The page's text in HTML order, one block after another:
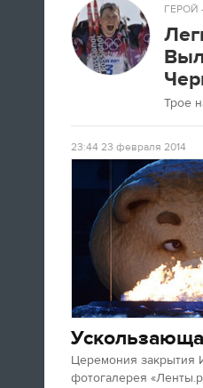
ГЕРОЙ
Трое
23:4423 февраля 2014
Церемония закрытия
фотогалерея